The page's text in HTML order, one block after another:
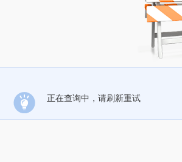
正在查询中，请刷新重试